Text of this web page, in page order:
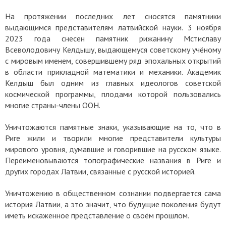
На протяжении последних лет сносятся памятники
выдающимся представителям латвийской науки. 3 ноября
2023 года снесен памятник рижанину Мстиславу
Всеволодовичу Келдышу, выдающемуся советскому учёному
с мировым именем, совершившему ряд эпохальных открытий
в области прикладной математики и механики. Академик
Келдыш был одним из главных идеологов советской
космической программы, плодами которой пользовались
многие страны-члены ООН.
Уничтожаются памятные знаки, указывающие на то, что в
Риге жили и творили многие представители культуры
мирового уровня, думавшие и говорившие на русском языке.
Переименовываются топографические названия в Риге и
других городах Латвии, связанные с русской историей.
Уничтожению в общественном сознании подвергается сама
история Латвии, а это значит, что будущие поколения будут
иметь искаженное представление о своём прошлом.